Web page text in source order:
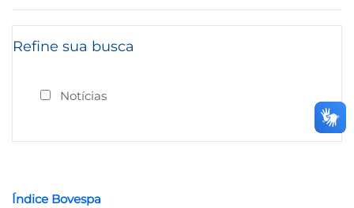
Refine sua busca
Notícias
Índice Bovespa